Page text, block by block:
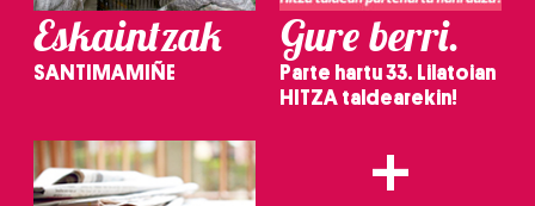
Eskaintzak
SANTIMAMIÑE
Gure berri.
Parte hartu 33. Lilatoian
HITZA taldearekin!
+